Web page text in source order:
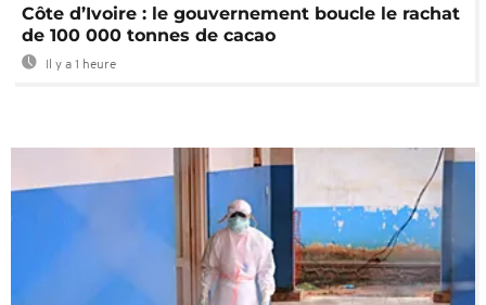
Côte d’Ivoire : le gouvernement boucle le rachat
de 100 000 tonnes de cacao
Il y a 1 heure